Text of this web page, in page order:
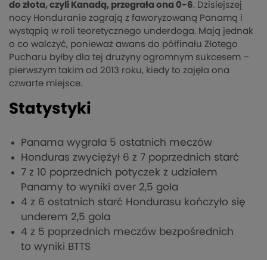
do złota, czyli Kanadą, przegrała ona 0-6. Dzisiejszej
nocy Honduranie zagrają z faworyzowaną Panamą i
wystąpią w roli teoretycznego underdoga. Mają jednak
o co walczyć, ponieważ awans do półfinału Złotego
Pucharu byłby dla tej drużyny ogromnym sukcesem –
pierwszym takim od 2013 roku, kiedy to zajęła ona
czwarte miejsce.
Statystyki
Panama wygrała 5 ostatnich meczów
Honduras zwyciężył 6 z 7 poprzednich starć
7 z 10 poprzednich potyczek z udziałem
Panamy to wyniki over 2,5 gola
4 z 6 ostatnich starć Hondurasu kończyło się
underem 2,5 gola
4 z 5 poprzednich meczów bezpośrednich
to wyniki BTTS